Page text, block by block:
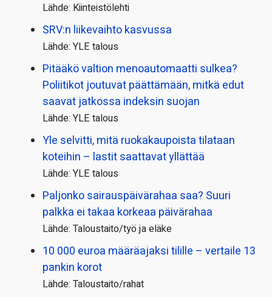
Lähde: Kiinteistölehti
SRV:n liikevaihto kasvussa
Lähde: YLE talous
Pitääkö valtion menoautomaatti sulkea?
Poliitikot joutuvat päättämään, mitkä edut
saavat jatkossa indeksin suojan
Lähde: YLE talous
Yle selvitti, mitä ruokakaupoista tilataan
koteihin – lastit saattavat yllättää
Lähde: YLE talous
Paljonko sairauspäivä­rahaa saa? Suuri
palkka ei takaa korkeaa päivärahaa
Lähde: Taloustaito/työ ja eläke
10 000 euroa määräajaksi tilille – vertaile 13
pankin korot
Lähde: Taloustaito/rahat